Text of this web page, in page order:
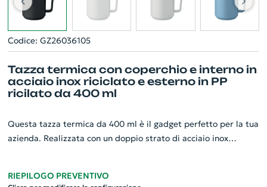
Codice: GZ26036105
Tazza termica con coperchio e interno in
acciaio inox riciclato e esterno in PP
ricilato da 400 ml
Questa tazza termica da 400 ml è il gadget perfetto per la tua
azienda. Realizzata con un doppio strato di acciaio inox
conferendo al prodotto un design elegante ed eco-friendly.
RIEPILOGO PREVENTIVO